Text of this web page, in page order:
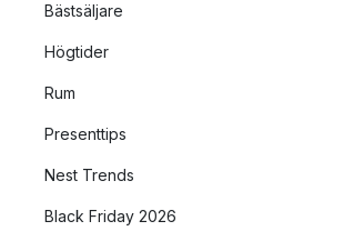
Bästsäljare
Högtider
Rum
Presenttips
Nest Trends
Black Friday 2026